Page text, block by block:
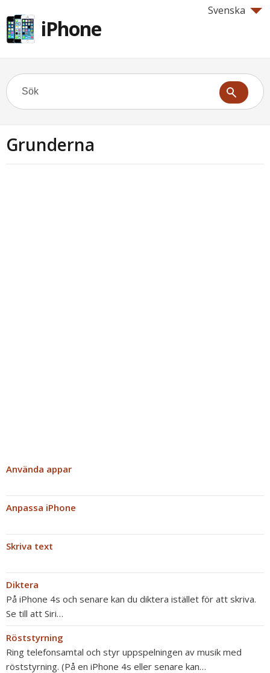
Svenska
iPhone
Grunderna
Använda appar
Anpassa iPhone
Skriva text
Diktera
På iPhone 4s och senare kan du diktera istället för att skriva.
Se till att Siri…
Röststyrning
Ring telefonsamtal och styr uppspelningen av musik med
röststyrning. (På en iPhone 4s eller senare kan…